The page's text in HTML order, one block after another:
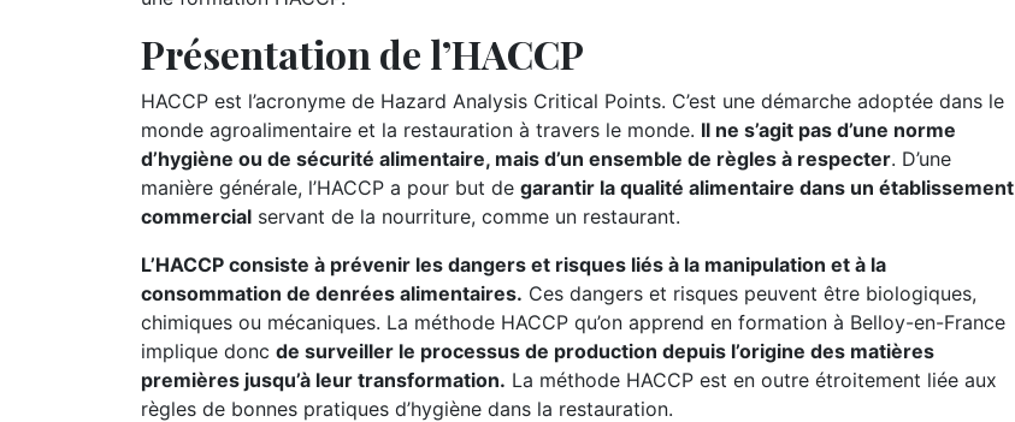
Présentation de l’HACCP
HACCP est l’acronyme de Hazard Analysis Critical Points. C’est une démarche adoptée dans le
monde agroalimentaire et la restauration à travers le monde. Il ne s’agit pas d’une norme
d’hygiène ou de sécurité alimentaire, mais d’un ensemble de règles à respecter. D’une
manière générale, l’HACCP a pour but de garantir la qualité alimentaire dans un établissement
commercial servant de la nourriture, comme un restaurant.
L’HACCP consiste à prévenir les dangers et risques liés à la manipulation et à la
consommation de denrées alimentaires. Ces dangers et risques peuvent être biologiques,
chimiques ou mécaniques. La méthode HACCP qu’on apprend en formation à Belloy-en-France
implique donc de surveiller le processus de production depuis l’origine des matières
premières jusqu’à leur transformation. La méthode HACCP est en outre étroitement liée aux
règles de bonnes pratiques d’hygiène dans la restauration.